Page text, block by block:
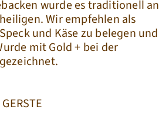
wurde es traditionell an
Wir empfehlen als
und Käse zu belegen und
mit Gold + bei der